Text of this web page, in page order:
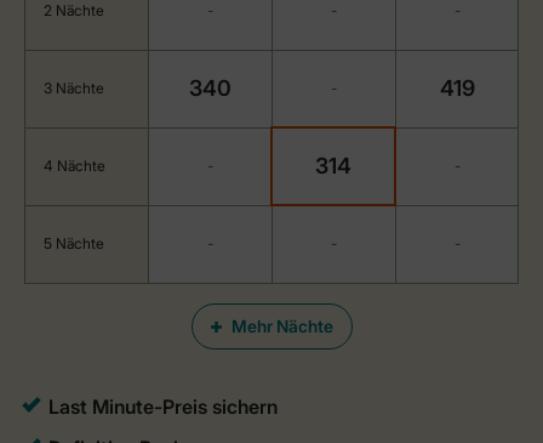
Mehr Nächte
2 Nächte - - -
3 Nächte 340 - 419
4 Nächte - 314 -
5 Nächte - - -